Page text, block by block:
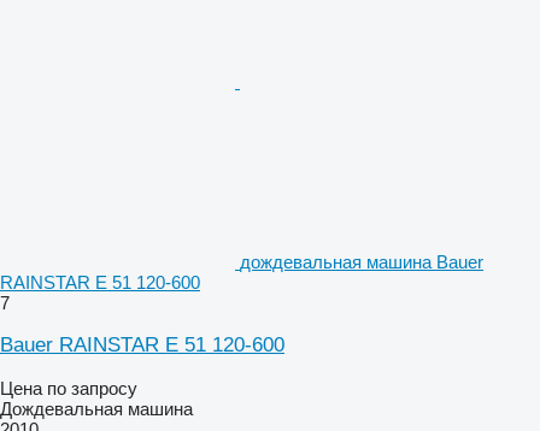
дождевальная машина Bauer
RAINSTAR E 51 120-600
7
Bauer RAINSTAR E 51 120-600
Цена по запросу
Дождевальная машина